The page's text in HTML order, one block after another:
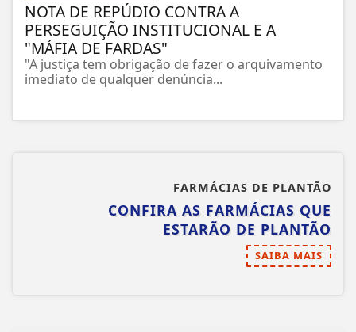
NOTA DE REPÚDIO CONTRA A
PERSEGUIÇÃO INSTITUCIONAL E A
"MÁFIA DE FARDAS"
"A justiça tem obrigação de fazer o arquivamento
imediato de qualquer denúncia...
FARMÁCIAS DE PLANTÃO
CONFIRA AS FARMÁCIAS QUE
ESTARÃO DE PLANTÃO
SAIBA MAIS